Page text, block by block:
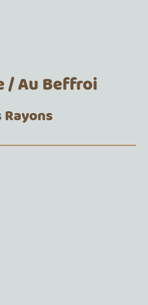
/ Au Beffroi
Rayons